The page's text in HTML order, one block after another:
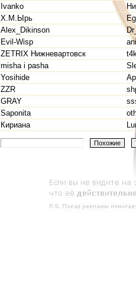
Ivanko
Х.М.Ырь
Alex_Dikinson
Evil-Wisp
ZETRIX Нижневартовск
misha i pasha
Yosihide
ZZR
GRAY
Saponita
Кириана